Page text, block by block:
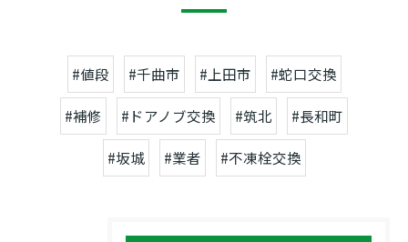
#値段 #千曲市 #上田市 #蛇口交換
#補修 #ドアノブ交換 #筑北 #長和町
#坂城 #業者 #不凍栓交換